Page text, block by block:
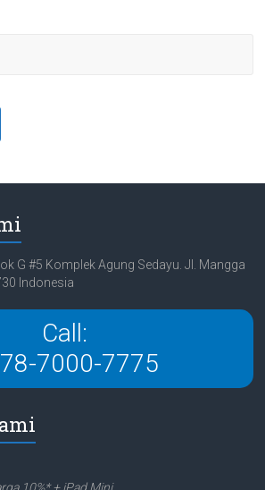
G #5 Komplek Agung Sedayu. Jl. Mangga
Indonesia
Call:
7000-7775